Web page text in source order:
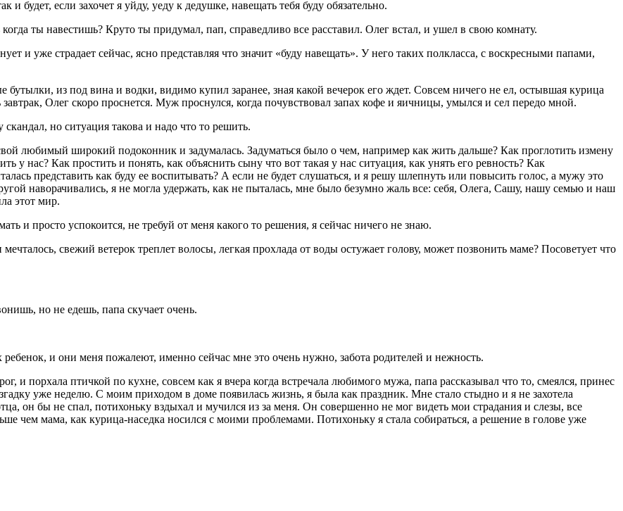
если захочет я уйду, уеду к дедушке, навещать тебя буду обязательно.
ты навестишь? Круто ты придумал, пап, справедливо все расставил. Олег встал, и ушел в свою комнату.
и уже страдает сейчас, ясно представляя что значит «буду навещать». У него таких полкласса, с воскресными папами,
из под вина и водки, видимо купил заранее, зная какой вечерок его ждет. Совсем ничего не ел, остывшая курица
Олег скоро проснется. Муж проснулся, когда почувствовал запах кофе и яичницы, умылся и сел передо мной.
но ситуация такова и надо что то решить.
любимый широкий подоконник и задумалась. Задуматься было о чем, например как жить дальше? Как проглотить измену
у нас? Как простить и понять, как объяснить сыну что вот такая у нас ситуация, как унять его ревность? Как
представить как буду ее воспитывать? А если не будет слушаться, и я решу шлепнуть или повысить голос, а мужу это
наворачивались, я не могла удержать, как не пыталась, мне было безумно жаль все: себя, Олега, Сашу, нашу семью и наш
этот мир.
и просто успокоится, не требуй от меня какого то решения, я сейчас ничего не знаю.
свежий ветерок треплет волосы, легкая прохлада от воды остужает голову, может позвонить маме? Посоветует что
но не едешь, папа скучает очень.
ребенок, и они меня пожалеют, именно сейчас мне это очень нужно, забота родителей и нежность.
и порхала птичкой по кухне, совсем как я вчера когда встречала любимого мужа, папа рассказывал что то, смеялся, принес
уже неделю. С моим приходом в доме появилась жизнь, я была как праздник. Мне стало стыдно и я не захотела
он бы не спал, потихоньку вздыхал и мучился из за меня. Он совершенно не мог видеть мои страдания и слезы, все
чем мама, как курица-наседка носился с моими проблемами. Потихоньку я стала собираться, а решение в голове уже